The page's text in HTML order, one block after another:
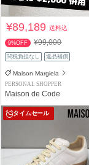
¥89,189送料込
9%OFF ¥99,000
関税負担なし 返品補償
Maison Margiela
PERSONAL SHOPPER
Maison de Code
タイムセール